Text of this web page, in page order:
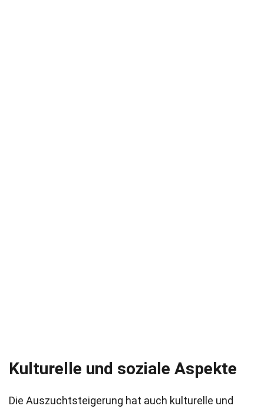
Kulturelle und soziale Aspekte
Die Auszuchtsteigerung hat auch kulturelle und